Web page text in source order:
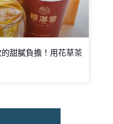
甜膩負擔！用花草茶